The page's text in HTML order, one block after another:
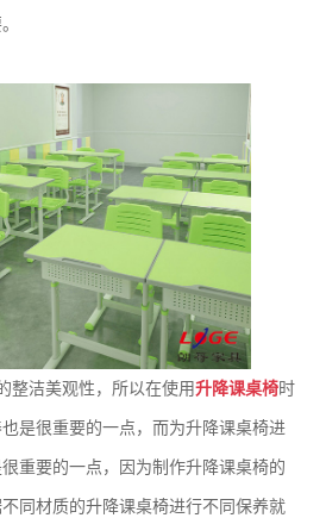
整洁美观性，所以在使用升降课桌椅时
是很重要的一点，而为升降课桌椅进
重要的一点，因为制作升降课桌椅的
同材质的升降课桌椅进行不同保养就